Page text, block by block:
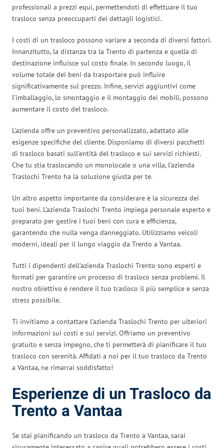
professionali a prezzi equi, permettendoti di effettuare il tuo
trasloco senza preoccuparti dei dettagli logistici.
I costi di un trasloco possono variare a seconda di diversi fattori.
Innanzitutto, la distanza tra la Trento di partenza e quella di
destinazione influisce sul costo finale. In secondo luogo, il
volume totale dei beni da trasportare può influire
significativamente sul prezzo. Infine, servizi aggiuntivi come
l’imballaggio, lo smontaggio e il montaggio dei mobili, possono
aumentare il costo del trasloco.
L’azienda offre un preventivo personalizzato, adattato alle
esigenze specifiche del cliente. Disponiamo di diversi pacchetti
di trasloco basati sull’entità del trasloco e sui servizi richiesti.
Che tu stia traslocando un monolocale o una villa, l’azienda
Traslochi Trento ha la soluzione giusta per te.
Un altro aspetto importante da considerare è la sicurezza dei
tuoi beni. L’azienda Traslochi Trento impiega personale esperto e
preparato per gestire i tuoi beni con cura e efficienza,
garantendo che nulla venga danneggiato. Utilizziamo veicoli
moderni, ideali per il lungo viaggio da Trento a Vantaa.
Tutti i dipendenti dell’azienda Traslochi Trento sono esperti e
formati per garantire un processo di trasloco senza problemi. Il
nostro obiettivo è rendere il tuo trasloco il più semplice e senza
stress possibile.
Ti invitiamo a contattare l’azienda Traslochi Trento per ulteriori
informazioni sui costi e sui servizi. Offriamo un preventivo
gratuito e senza impegno, che ti permetterà di pianificare il tuo
trasloco con serenità. Affidati a noi per il tuo trasloco da Trento
a Vantaa, ne rimarrai soddisfatto!
Esperienze di un Trasloco da
Trento a Vantaa
Se stai pianificando un trasloco da Trento a Vantaa, sarai